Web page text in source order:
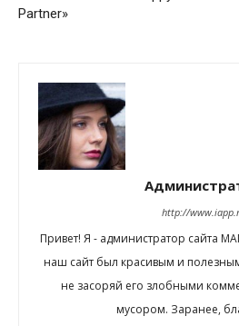
Partner»
http://
Привет! Я - администратор сайта
наш сайт был красивым и
не засоряй его злобными
мусором. Заранее,